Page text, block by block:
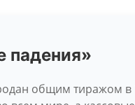
падения»
общим тиражом в